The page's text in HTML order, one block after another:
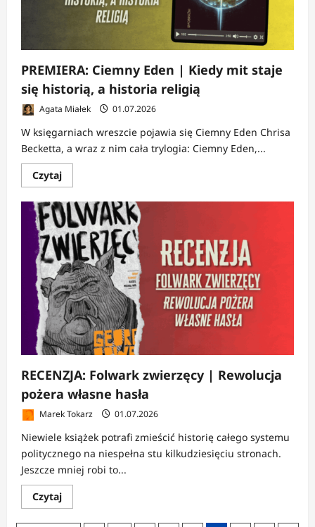
PREMIERA: Ciemny Eden | Kiedy mit staje
się historią, a historia religią
Agata Miałek 01.07.2026
W księgarniach wreszcie pojawia się Ciemny Eden Chrisa
Becketta, a wraz z nim cała trylogia: Ciemny Eden,...
CzytajDowiedz
się
o
PREMIERA:
Ciemny
Eden
|
Kiedy
mit
staje
się
historią,
a
historia
religią
RECENZJA: Folwark zwierzęcy | Rewolucja
pożera własne hasła
Marek Tokarz 01.07.2026
Niewiele książek potrafi zmieścić historię całego systemu
politycznego na niespełna stu kilkudziesięciu stronach.
Jeszcze mniej robi to...
CzytajDowiedz
się